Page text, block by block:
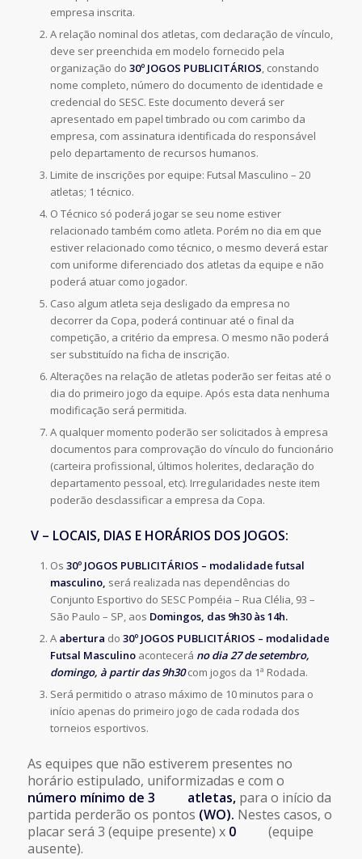
empresa inscrita.
A relação nominal dos atletas, com declaração de vínculo,
deve ser preenchida em modelo fornecido pela
organização do 30º JOGOS PUBLICITÁRIOS, constando
nome completo, número do documento de identidade e
credencial do SESC. Este documento deverá ser
apresentado em papel timbrado ou com carimbo da
empresa, com assinatura identificada do responsável
pelo departamento de recursos humanos.
Limite de inscrições por equipe: Futsal Masculino – 20
atletas; 1 técnico.
O Técnico só poderá jogar se seu nome estiver
relacionado também como atleta. Porém no dia em que
estiver relacionado como técnico, o mesmo deverá estar
com uniforme diferenciado dos atletas da equipe e não
poderá atuar como jogador.
Caso algum atleta seja desligado da empresa no
decorrer da Copa, poderá continuar até o final da
competição, a critério da empresa. O mesmo não poderá
ser substituído na ficha de inscrição.
Alterações na relação de atletas poderão ser feitas até o
dia do primeiro jogo da equipe. Após esta data nenhuma
modificação será permitida.
A qualquer momento poderão ser solicitados à empresa
documentos para comprovação do vínculo do funcionário
(carteira profissional, últimos holerites, declaração do
departamento pessoal, etc). Irregularidades neste item
poderão desclassificar a empresa da Copa.
V – LOCAIS, DIAS E HORÁRIOS DOS JOGOS:
Os 30º JOGOS PUBLICITÁRIOS – modalidade futsal
masculino, será realizada nas dependências do
Conjunto Esportivo do SESC Pompéia – Rua Clélia, 93 –
São Paulo – SP, aos Domingos, das 9h30 às 14h.
A abertura do 30º JOGOS PUBLICITÁRIOS – modalidade
Futsal Masculinoacontecerá no dia 27 de setembro,
domingo, à partir das 9h30 com jogos da 1ª Rodada.
Será permitido o atraso máximo de 10 minutos para o
início apenas do primeiro jogo de cada rodada dos
torneios esportivos.
As equipes que não estiverem presentes no
horário estipulado, uniformizadas e com o
número mínimo de 3 atletas, para o início da
partida perderão os pontos (WO). Nestes casos, o
placar será 3 (equipe presente) x 0(equipe
ausente).